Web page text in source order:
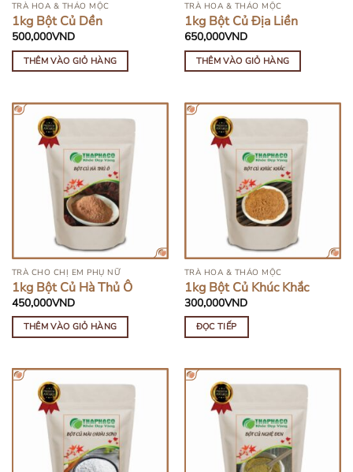
TRÀ HOA & THẢO MỘC
1kg Bột Củ Dền
500,000VND
THÊM VÀO GIỎ HÀNG
TRÀ HOA & THẢO MỘC
1kg Bột Củ Địa Liền
650,000VND
THÊM VÀO GIỎ HÀNG
TRÀ CHO CHỊ EM PHỤ NỮ
1kg Bột Củ Hà Thủ Ô
450,000VND
THÊM VÀO GIỎ HÀNG
HẾT HÀNG
TRÀ HOA & THẢO MỘC
1kg Bột Củ Khúc Khắc
300,000VND
ĐỌC TIẾP